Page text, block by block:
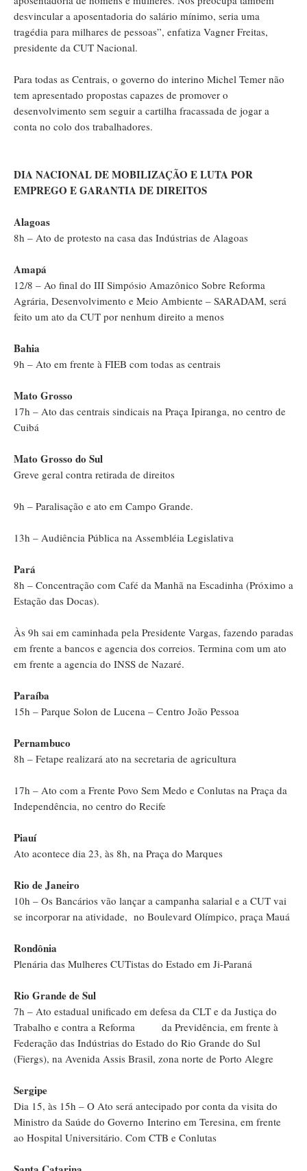
desvincular a aposentadoria do salário mínimo, seria uma
tragédia para milhares de pessoas”, enfatiza Vagner Freitas,
presidente da CUT Nacional.
Para todas as Centrais, o governo do interino Michel Temer não
tem apresentado propostas capazes de promover o
desenvolvimento sem seguir a cartilha fracassada de jogar a
conta no colo dos trabalhadores.
DIA NACIONAL DE MOBILIZAÇÃO E LUTA POR
EMPREGO E GARANTIA DE DIREITOS
Alagoas
8h – Ato de protesto na casa das Indústrias de Alagoas
Amapá
12/8 – Ao final do III Simpósio Amazônico Sobre Reforma
Agrária, Desenvolvimento e Meio Ambiente – SARADAM, será
feito um ato da CUT por nenhum direito a menos
Bahia
9h – Ato em frente à FIEB com todas as centrais
Mato Grosso
17h – Ato das centrais sindicais na Praça Ipiranga, no centro de
Cuibá
Mato Grosso do Sul
Greve geral contra retirada de direitos
9h – Paralisação e ato em Campo Grande.
13h – Audiência Pública na Assembléia Legislativa
Pará
8h – Concentração com Café da Manhã na Escadinha (Próximo a
Estação das Docas).
Às 9h sai em caminhada pela Presidente Vargas, fazendo paradas
em frente a bancos e agencia dos correios. Termina com um ato
em frente a agencia do INSS de Nazaré.
Paraíba
15h – Parque Solon de Lucena – Centro João Pessoa
Pernambuco
8h – Fetape realizará ato na secretaria de agricultura
17h – Ato com a Frente Povo Sem Medo e Conlutas na Praça da
Independência, no centro do Recife
Piauí
Ato acontece dia 23, às 8h, na Praça do Marques
Rio de Janeiro
10h – Os Bancários vão lançar a campanha salarial e a CUT vai
se incorporar na atividade, no Boulevard Olímpico, praça Mauá
Rondônia
Plenária das Mulheres CUTistas do Estado em Ji-Paraná
Rio Grande de Sul
7h – Ato estadual unificado em defesa da CLT e da Justiça do
Trabalho e contra a Reforma da Previdência, em frente à
Federação das Indústrias do Estado do Rio Grande do Sul
(Fiergs), na Avenida Assis Brasil, zona norte de Porto Alegre
Sergipe
Dia 15, às 15h – O Ato será antecipado por conta da visita do
Ministro da Saúde do Governo Interino em Teresina, em frente
ao Hospital Universitário. Com CTB e Conlutas